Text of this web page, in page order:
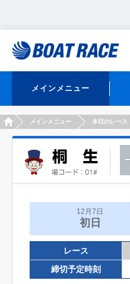
メインメニュー
HOMEメインメニュー 本日のレース
12月7日
初日
レース
締切予定時刻